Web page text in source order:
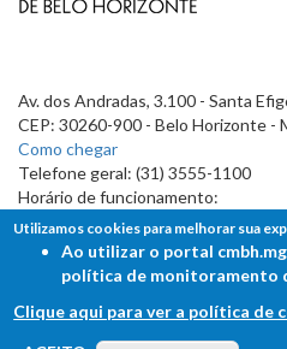
Av. dos Andradas, 3.100 - Santa
CEP: 30260-900 - Belo Horizonte -
Como chegar
Telefone geral: (31) 3555-1100
Horário de funcionamento:
7h às 19h
FALE COM A
Utilizamos cookies para melhorar sua
Ao utilizar o portal
política de monitoramento
Clique aqui para ver a política de